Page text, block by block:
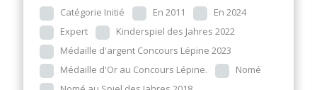
Catégorie Initié
En 2011
En 2024
Expert
Kinderspiel des Jahres 2022
Médaille d'argent Concours Lépine 2023
Médaille d'Or au Concours Lépine.
Nomé